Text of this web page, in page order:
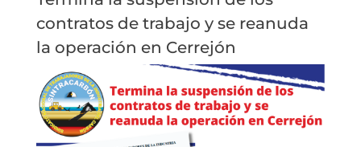
contratos de trabajo y se reanuda
la operación en Cerrejón